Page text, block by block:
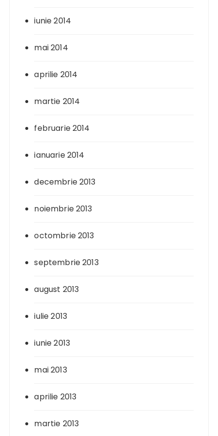
iunie 2014
mai 2014
aprilie 2014
martie 2014
februarie 2014
ianuarie 2014
decembrie 2013
noiembrie 2013
octombrie 2013
septembrie 2013
august 2013
iulie 2013
iunie 2013
mai 2013
aprilie 2013
martie 2013